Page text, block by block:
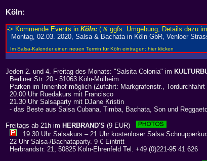
Köln:
Jeden 2. und 4. Freitag des Monats: "Salsita Colonia" im
Berliner Str. 20 - 51063 Köln-Mülheim
Parken im Innenhof möglich (Zufahrt: Markgrafenstr.,
20.00 Uhr Ruedakurs mit Francisco
21.30 Uhr Salsaparty mit DJane Kristin
- das Beste aus Salsa Cubana, Timba, Bachata, Son und
Freitags ab 21h im HERBRAND'S (9 EUR)
19.30 Uhr Salsakurs – 21 Uhr kostenloser Salsa
22 Uhr Salsa-/Bachataparty. 9 € Eintritt
Herbrandstr. 21, 50825 Köln-Ehrenfeld Tel. +49 (0)221-95 41 626